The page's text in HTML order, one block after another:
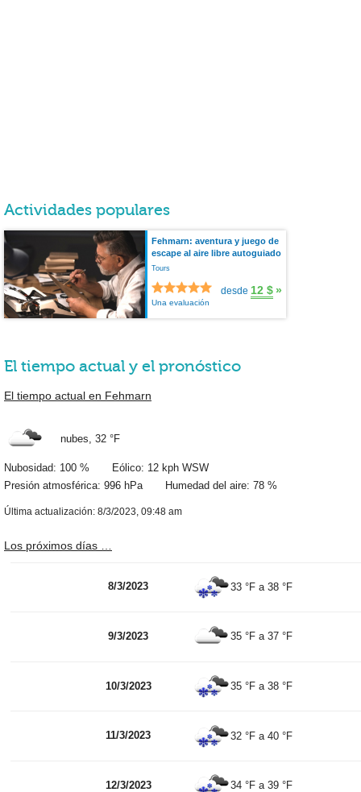
Actividades populares
Fehmarn: aventura y juego de
escape al aire libre autoguiado
Tours
Una evaluación
desde 12 $»
El tiempo actual y el pronóstico
El tiempo actual en Fehmarn
nubes, 32 °F
Nubosidad: 100 % Eólico: 12 kph WSW
Presión atmosférica: 996 hPa Humedad del aire: 78 %
Última actualización: 8/3/2023, 09:48 am
Los próximos días …
8/3/2023 33 °F a38 °F
9/3/2023 35 °F a37 °F
10/3/2023 35 °F a38 °F
11/3/2023 32 °F a40 °F
12/3/2023 34 °F a39 °F